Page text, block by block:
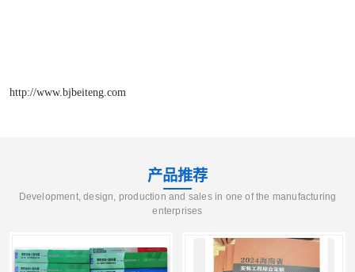
http://www.bjbeiteng.com
产品推荐
Development, design, production and sales in one of the manufacturing
enterprises